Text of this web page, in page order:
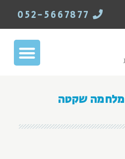
שקטה